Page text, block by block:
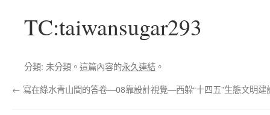
TC:taiwansugar293
分類: 未分類。這篇內容的永久連結 。
← 寫在綠水青山間的答卷—08靠設計視覺—西躲“十四五”生態文明建